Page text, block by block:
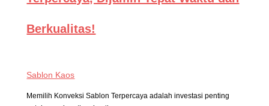
Berkualitas!
Sablon Kaos
Memilih Konveksi Sablon Terpercaya adalah investasi penting